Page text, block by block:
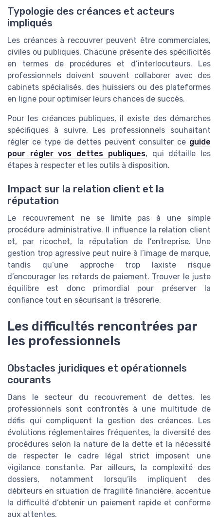
Typologie des créances et acteurs
impliqués
Les créances à recouvrer peuvent être commerciales,
civiles ou publiques. Chacune présente des spécificités
en termes de procédures et d’interlocuteurs. Les
professionnels doivent souvent collaborer avec des
cabinets spécialisés, des huissiers ou des plateformes
en ligne pour optimiser leurs chances de succès.
Pour les créances publiques, il existe des démarches
spécifiques à suivre. Les professionnels souhaitant
régler ce type de dettes peuvent consulter ce guide
pour régler vos dettes publiques, qui détaille les
étapes à respecter et les outils à disposition.
Impact sur la relation client et la
réputation
Le recouvrement ne se limite pas à une simple
procédure administrative. Il influence la relation client
et, par ricochet, la réputation de l’entreprise. Une
gestion trop agressive peut nuire à l’image de marque,
tandis qu’une approche trop laxiste risque
d’encourager les retards de paiement. Trouver le juste
équilibre est donc primordial pour préserver la
confiance tout en sécurisant la trésorerie.
Les difficultés rencontrées par
les professionnels
Obstacles juridiques et opérationnels
courants
Dans le secteur du recouvrement de dettes, les
professionnels sont confrontés à une multitude de
défis qui compliquent la gestion des créances. Les
évolutions réglementaires fréquentes, la diversité des
procédures selon la nature de la dette et la nécessité
de respecter le cadre légal strict imposent une
vigilance constante. Par ailleurs, la complexité des
dossiers, notamment lorsqu’ils impliquent des
débiteurs en situation de fragilité financière, accentue
la difficulté d’obtenir un paiement rapide et conforme
aux attentes.